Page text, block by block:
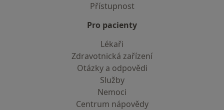
Přístupnost
Pro pacienty
Lékaři
Zdravotnická zařízení
Otázky a odpovědi
Služby
Nemoci
Centrum nápovědy